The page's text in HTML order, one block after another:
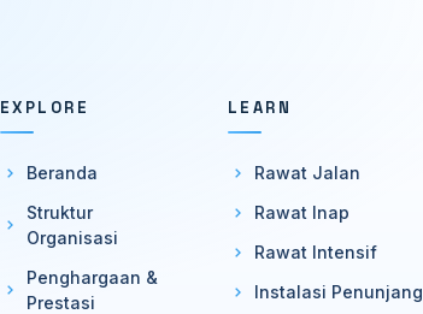
EXPLORE
Beranda
Struktur
Organisasi
Penghargaan &
Prestasi
LEARN
Rawat Jalan
Rawat Inap
Rawat Intensif
Instalasi Penunjang